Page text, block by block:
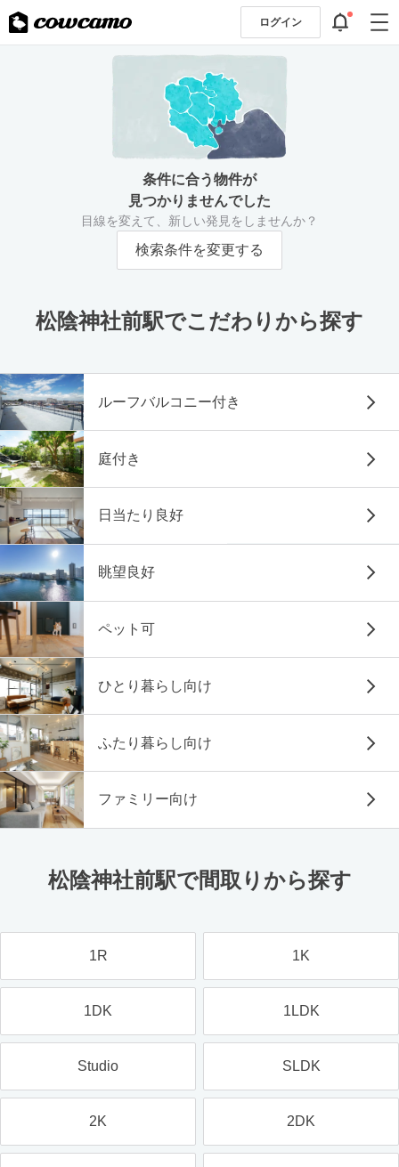
ログイン
条件に合う物件が
見つかりませんでした
目線を変えて、新しい発見をしませんか？
検索条件を変更する
松陰神社前駅でこだわりから探す
ルーフバルコニー付き
庭付き
日当たり良好
眺望良好
ペット可
ひとり暮らし向け
ふたり暮らし向け
ファミリー向け
松陰神社前駅で間取りから探す
1R 1K
1DK 1LDK
Studio SLDK
2K 2DK